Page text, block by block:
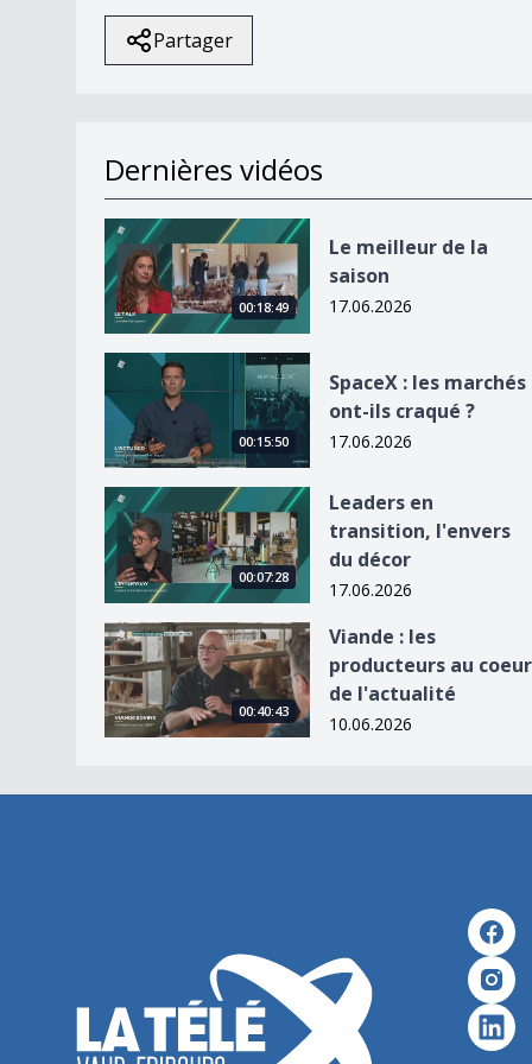
Partager
Dernières vidéos
Le meilleur de la saison
00:18:49
Le meilleur de la
saison
17.06.2026
SpaceX : les marchés ont-ils craqué ?
00:15:50
SpaceX : les marchés
ont-ils craqué ?
17.06.2026
Leaders en transition, l&#039;envers du décor
00:07:28
Leaders en
transition, l'envers
du décor
17.06.2026
Viande : les producteurs au coeur de
00:40:43
Viande : les
producteurs au coeur
de l'actualité
10.06.2026